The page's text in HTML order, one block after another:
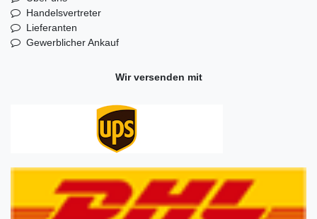
Handelsvertreter
Lieferanten
Gewerblicher Ankauf
Wir versenden mit